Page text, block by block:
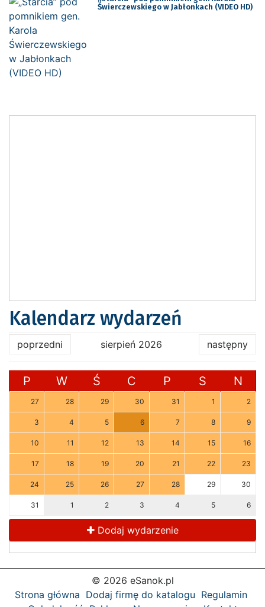
Świerczewskiego w Jabłonkach (VIDEO HD)
Kalendarz wydarzeń
poprzedni sierpień 2026 następny
P W Ś C P S N
27 28 29 30 31 1 2
3 4 5 6 7 8 9
10 11 12 13 14 15 16
17 18 19 20 21 22 23
24 25 26 27 28 29 30
31 1 2 3 4 5 6
Dodaj wydarzenie
© 2026 eSanok.pl
Strona główna Dodaj firmę do katalogu Regulamin